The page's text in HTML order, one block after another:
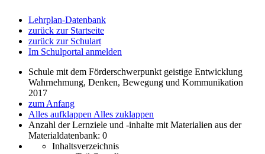
Lehrplan-Datenbank
zurück zur Startseite
zurück zur Schulart
Im Schulportal anmelden
Schule mit dem Förderschwerpunkt geistige Entwicklung
Wahrnehmung, Denken, Bewegung und Kommunikation
2017
zum Anfang
Alles aufklappen Alles zuklappen
Anzahl der Lernziele und -inhalte mit Materialien aus der
Materialdatenbank: 0
Inhaltsverzeichnis